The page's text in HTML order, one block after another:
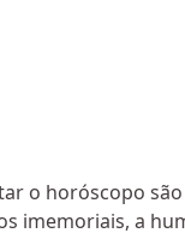
o horóscopo
imemoriais, a